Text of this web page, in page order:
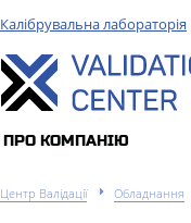
Калібрувальна лабораторія
ПРО КОМПАНIЮ
Центр Валідації Обладнання